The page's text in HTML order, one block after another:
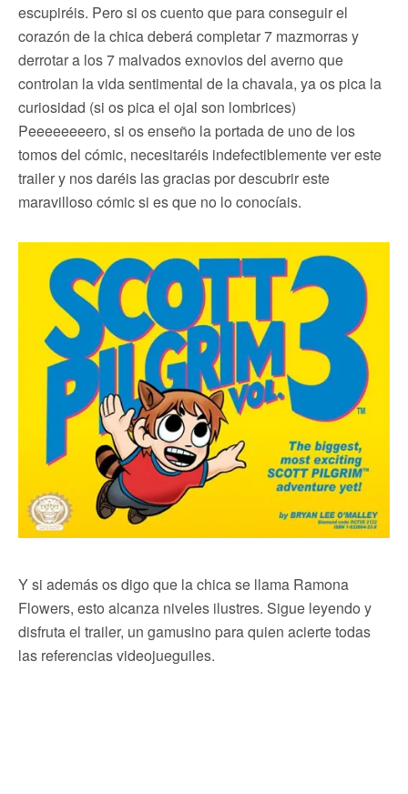
escupiréis. Pero si os cuento que para conseguir el
corazón de la chica deberá completar 7 mazmorras y
derrotar a los 7 malvados exnovios del averno que
controlan la vida sentimental de la chavala, ya os pica la
curiosidad (si os pica el ojal son lombrices)
Peeeeeeeero, si os enseño la portada de uno de los
tomos del cómic, necesitaréis indefectiblemente ver este
trailer y nos daréis las gracias por descubrir este
maravilloso cómic si es que no lo conocíais.
Y si además os digo que la chica se llama Ramona
Flowers, esto alcanza niveles ilustres. Sigue leyendo y
disfruta el trailer, un gamusino para quien acierte todas
las referencias videojueguiles.